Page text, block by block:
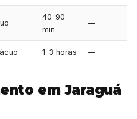
40–90
min
—
1–3 horas —
em Jaraguá